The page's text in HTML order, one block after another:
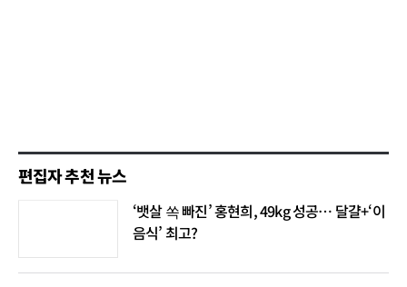
편집자 추천 뉴스
‘뱃살 쏙 빠진’ 홍현희, 49kg 성공… 달걀+‘이
음식’ 최고?